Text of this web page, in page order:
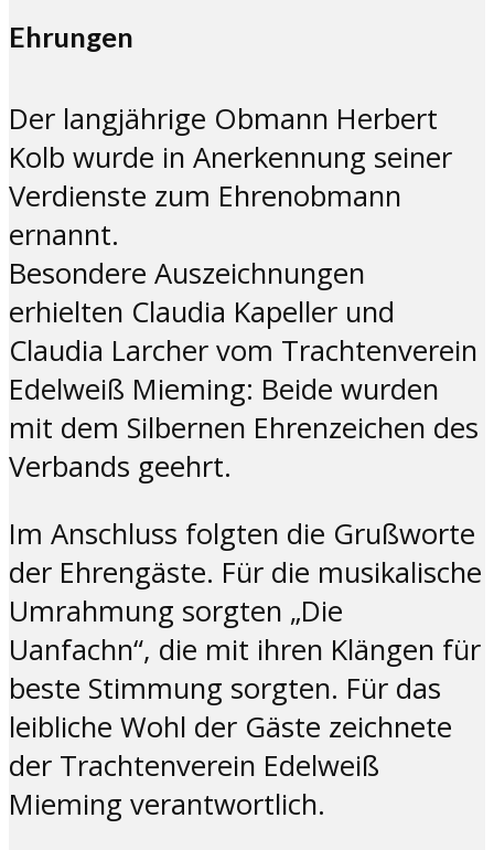
Ehrungen
Der langjährige Obmann Herbert
Kolb wurde in Anerkennung seiner
Verdienste zum Ehrenobmann
ernannt.
Besondere Auszeichnungen
erhielten Claudia Kapeller und
Claudia Larcher vom Trachtenverein
Edelweiß Mieming: Beide wurden
mit dem Silbernen Ehrenzeichen des
Verbands geehrt.
Im Anschluss folgten die Grußworte
der Ehrengäste. Für die musikalische
Umrahmung sorgten „Die
Uanfachn“, die mit ihren Klängen für
beste Stimmung sorgten. Für das
leibliche Wohl der Gäste zeichnete
der Trachtenverein Edelweiß
Mieming verantwortlich.